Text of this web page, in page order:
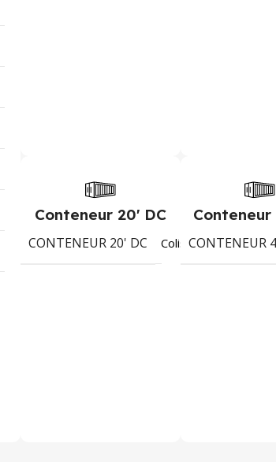
Conteneur 20' DC
CONTENEUR 20' DC 1828
Colis
Conteneur
CONTENEUR